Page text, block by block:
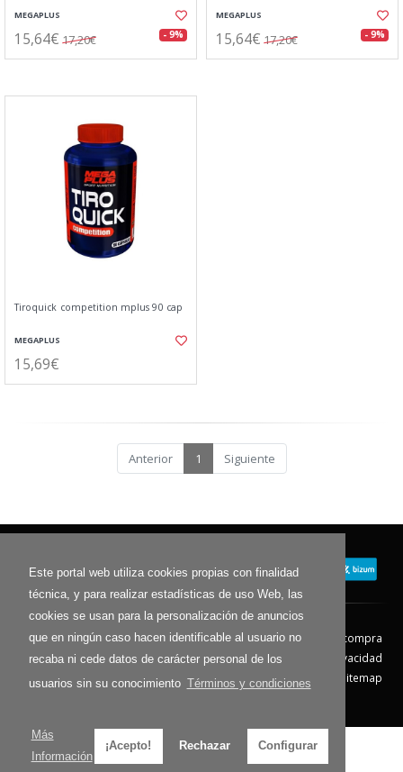
Este portal web utiliza cookies propias con finalidad
técnica, y para realizar estadísticas de uso Web, las
cookies se usan para la personalización de anuncios
que en ningún caso hacen identificable al usuario no
recaba ni cede datos de carácter personal de los
usuarios sin su conocimiento Términos y condiciones
Más
Información
¡Acepto! Rechazar Configurar
MEGAPLUS
15,64€ 17,20€ - 9%
MEGAPLUS
15,64€ 17,20€ - 9%
Tiroquick competition mplus 90 cap
MEGAPLUS
15,69€
Anterior 1 Siguiente
Contacto Aviso Legal
Condiciones de compra
Política de envíos
Política de devolución
Política de Privacidad
Política de Cookies
Sitemap